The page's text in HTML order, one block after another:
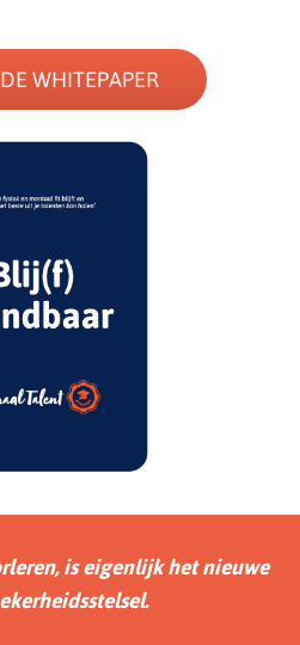
WHITEPAPER
is eigenlijk het nieuwe